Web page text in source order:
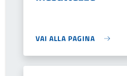
VAI ALLA PAGINA